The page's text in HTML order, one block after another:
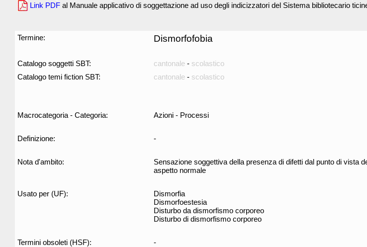
Link PDF al Manuale applicativo di soggettazione ad uso degli indicizzatori del Sistema bibliotecario
Termine: Dismorfofobia
Catalogo soggetti SBT: cantonale - scolastico
Catalogo temi fiction SBT:
cantonale - scolastico
Macrocategoria - Categoria: Azioni - Processi
Definizione: -
Nota d'ambito:
Sensazione soggettiva della presenza di difetti dal punto di vista
aspetto normale
Usato per (UF):
Dismorfia
Dismorfoestesia
Disturbo da dismorfismo corporeo
Disturbo di dismorfismo corporeo
Termini obsoleti (HSF): -